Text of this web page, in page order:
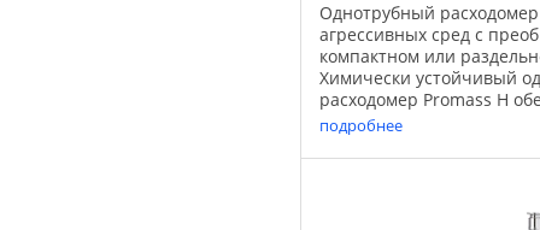
Однотрубный
агрессивных сред с
компактном или
Химически устойчивый
расходомер Promass H
высокоточное измерение
и газов в условиях,
подробнее